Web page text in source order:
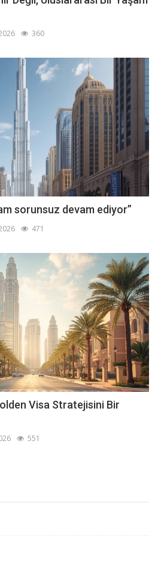
360
sorunsuz devam ediyor”
471
Visa Stratejisini Bir
551